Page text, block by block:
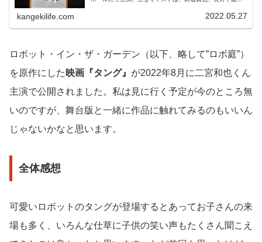
愛、カイサー・タティク、ツェザリ・モゼレフスキー、鈴
kangekilife.com 2022.05.27
ロボット・イン・ザ・ガーデン（以下、略して”ロボ庭”）
を原作にした 映画『タング』 が2022年8月に二宮和也くん
主演で公開されました。私は見に行く予定が今のところ無
いのですが、舞台版と一緒に作品に触れてみるのもいいん
じゃないかなと思います。
全体感想
可愛いロボットのタングが登場するとあってお子さんの来
場も多く、いろんな仕草に子供の笑い声もたくさん聞こえ